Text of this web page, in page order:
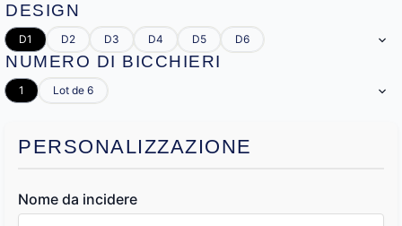
DESIGN
D1 D2 D3 D4 D5 D6
NUMERO DI BICCHIERI
1 Lot de 6
PERSONALIZZAZIONE
Nome da incidere